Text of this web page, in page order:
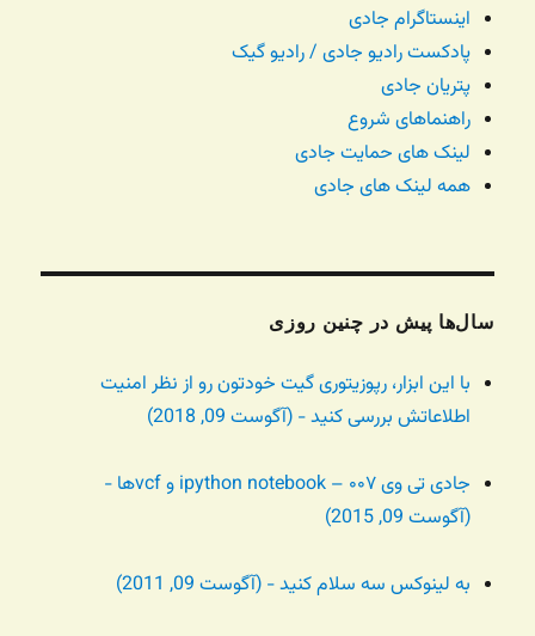
اینستاگرام جادی
پادکست رادیو جادی / رادیو گیک
پتریان جادی
راهنماهای شروع
لینک های حمایت جادی
همه لینک های جادی
سال‌ها پیش در چنین روزی
با این ابزار، رپوزیتوری گیت خودتون رو از نظر امنیت
اطلاعاتش بررسی کنید - (آگوست 09, 2018)
جادی تی وی ۰۰۷ – ipython notebook و vcfها -
(آگوست 09, 2015)
به لینوکس سه سلام کنید - (آگوست 09, 2011)